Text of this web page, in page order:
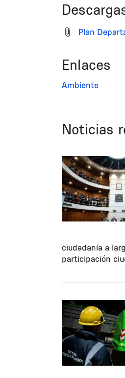
Plan
Enlaces
Ambiente
Noticias
ciudadanía a
participación